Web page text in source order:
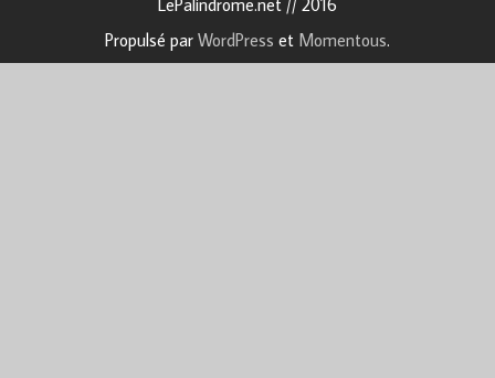
Propulsé par WordPress et Momentous.